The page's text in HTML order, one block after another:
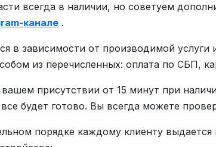
всегда в наличии, но советуем
канале .
в зависимости от производимой
из перечисленных: оплата по СБП,
присутствии от 15 минут при
будет готово. Вы всегда можете
порядке каждому клиенту